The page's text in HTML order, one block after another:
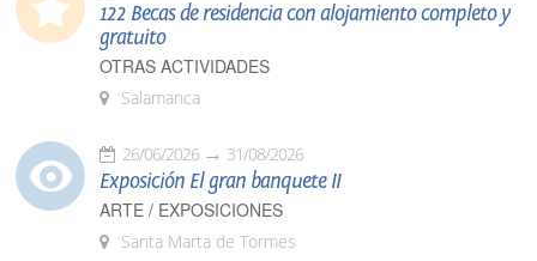
122 Becas de residencia con alojamiento completo y
gratuito
OTRAS ACTIVIDADES
Salamanca
26/06/2026 31/08/2026
Exposición El gran banquete II
ARTE / EXPOSICIONES
Santa Marta de Tormes